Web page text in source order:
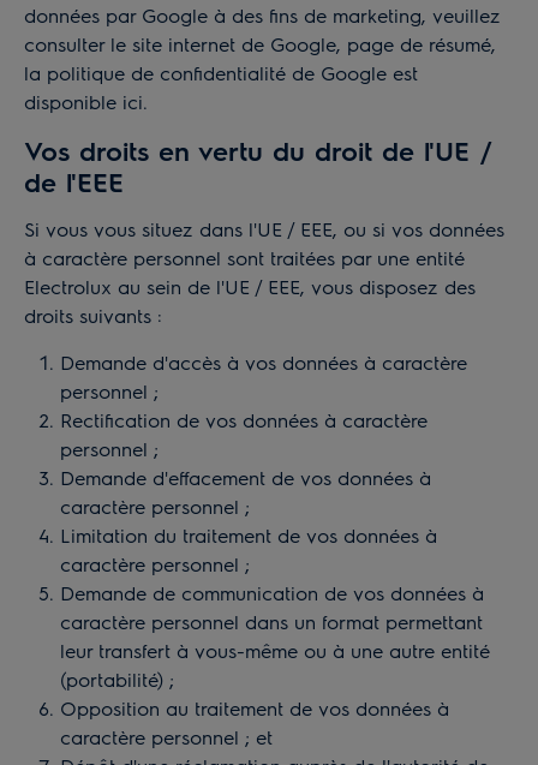
données par Google à des fins de marketing, veuillez
consulter le site internet de Google, page de résumé,
la politique de confidentialité de Google est
disponible ici.
Vos droits en vertu du droit de l'UE /
de l'EEE
Si vous vous situez dans l'UE / EEE, ou si vos données
à caractère personnel sont traitées par une entité
Electrolux au sein de l'UE / EEE, vous disposez des
droits suivants :
Demande d'accès à vos données à caractère
personnel ;
Rectification de vos données à caractère
personnel ;
Demande d'effacement de vos données à
caractère personnel ;
Limitation du traitement de vos données à
caractère personnel ;
Demande de communication de vos données à
caractère personnel dans un format permettant
leur transfert à vous-même ou à une autre entité
(portabilité) ;
Opposition au traitement de vos données à
caractère personnel ; et